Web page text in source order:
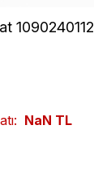
1090240112
NaN TL